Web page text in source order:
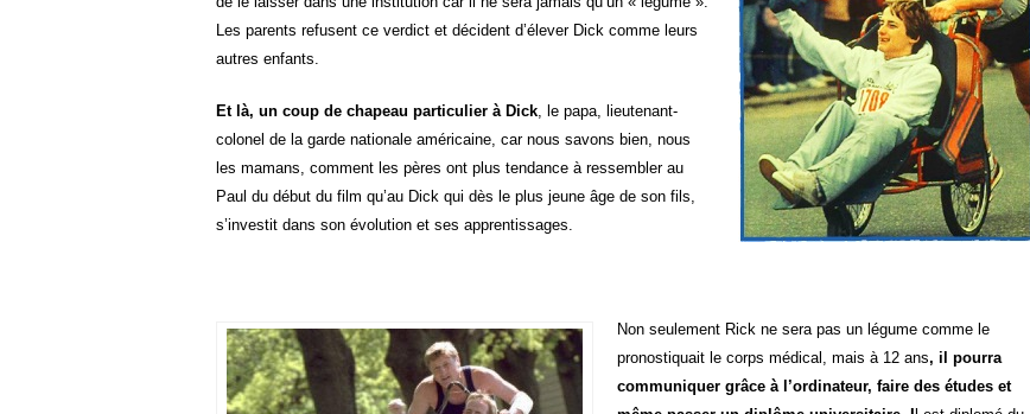
Les parents refusent ce verdict et décident d’élever Dick comme leurs
autres enfants.
Et là, un coup de chapeau particulier à Dick, le papa, lieutenant-
colonel de la garde nationale américaine, car nous savons bien, nous
les mamans, comment les pères ont plus tendance à ressembler au
Paul du début du film qu’au Dick qui dès le plus jeune âge de son fils,
s’investit dans son évolution et ses apprentissages.
Non seulement Rick ne sera pas un légume comme le
pronostiquait le corps médical, mais à 12 ans, il pourra
communiquer grâce à l’ordinateur, faire des études et